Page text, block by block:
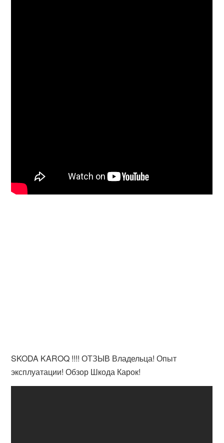
SKODA KAROQ !!!! ОТЗЫВ Владельца! Опыт
эксплуатации! Обзор Шкода Карок!